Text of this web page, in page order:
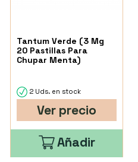
Tantum Verde (3 Mg
20 Pastillas Para
Chupar Menta)
2 Uds. en stock
Ver precio
Añadir